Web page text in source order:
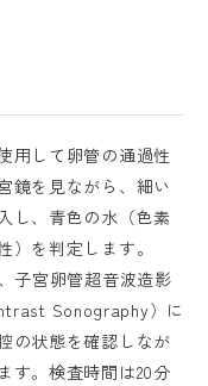
用して卵管の通過性
鏡を見ながら、細い
し、青色の水（色素
を判定します。
子宮卵管超音波造影
Sonography）に
の状態を確認しなが
す。検査時間は20分